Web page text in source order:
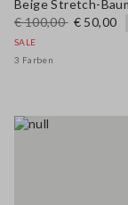
€ 100,00 € 50,00
SALE
3 Farben